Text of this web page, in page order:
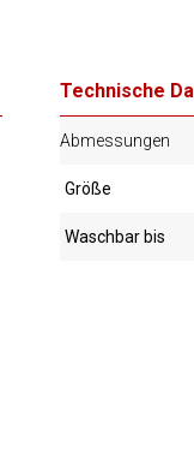
Technische
Abmessungen
Größe
Waschbar bis